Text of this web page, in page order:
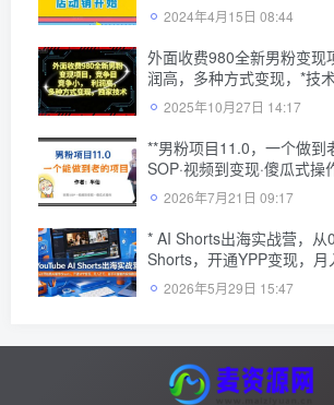
2024年4月15日 08:44
外面收费980全新男粉变现
润高，多种方式变现，*技术
2025年10月27日 14:17
**男粉项目11.0，一个做到
SOP·视频到变现·傻瓜式操
2026年7月21日 09:17
* AI Shorts出海实战营，从
Shorts，开通YPP变现，
制的实操路径
2026年5月29日 15:47